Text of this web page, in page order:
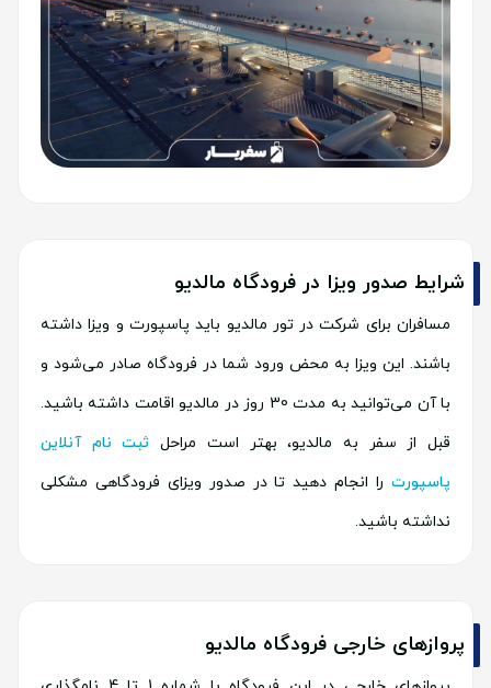
شرایط صدور ویزا در فرودگاه مالدیو
مسافران برای شرکت در تور مالدیو باید پاسپورت و ویزا داشته
باشند. این ویزا به محض ورود شما در فرودگاه صادر می‌شود و
با آن می‌توانید به مدت 30 روز در مالدیو اقامت داشته باشید.
قبل از سفر به مالدیو، بهتر است مراحل ثبت‌ نام آنلاین
پاسپورت را انجام دهید تا در صدور ویزای فرودگاهی مشکلی
نداشته باشید.
پروازهای خارجی فرودگاه مالدیو